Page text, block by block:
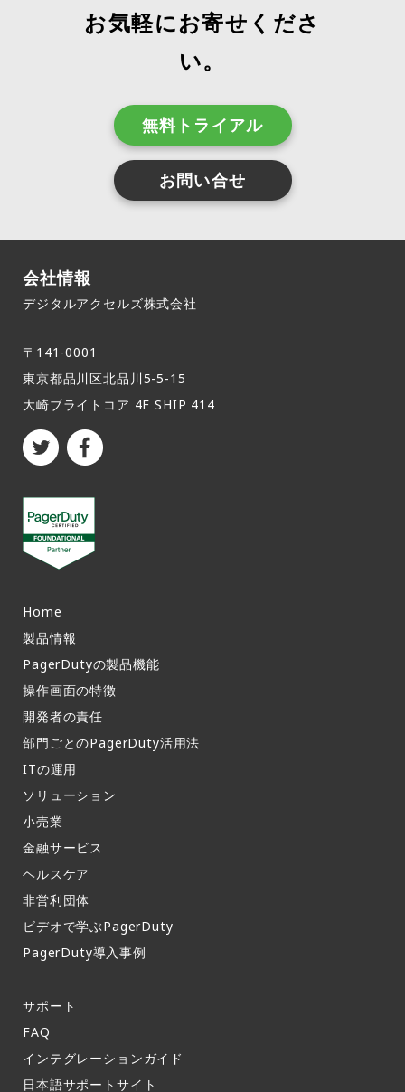
お気軽にお寄せくださ
い。
無料トライアル
お問い合せ
会社情報
デジタルアクセルズ株式会社
〒141-0001
東京都品川区北品川5-5-15​
大崎ブライトコア 4F SHIP 414
Home
製品情報​
PagerDutyの製品機能​
操作画面の特徴​
開発者の責任
部門ごとのPagerDuty活用法​
ITの運用​
ソリューション
小売業
金融サービス
ヘルスケア
非営利団体
ビデオで学ぶPagerDuty
PagerDuty導入事例​
サポート​
FAQ​
インテグレーションガイド​
日本語サポートサイト​